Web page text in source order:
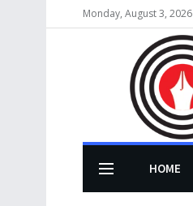
Monday, August 3, 2026
HOME